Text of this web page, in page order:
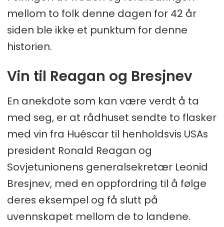
mellom to folk denne dagen for 42 år
siden ble ikke et punktum for denne
historien.
Vin til Reagan og Bresjnev
En anekdote som kan være verdt å ta
med seg, er at rådhuset sendte to flasker
med vin fra Huéscar til henholdsvis USAs
president Ronald Reagan og
Sovjetunionens generalsekretær Leonid
Bresjnev, med en oppfordring til å følge
deres eksempel og få slutt på
uvennskapet mellom de to landene.